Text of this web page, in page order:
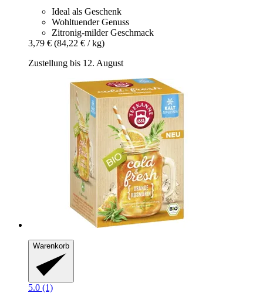
Ideal als Geschenk
Wohltuender Genuss
Zitronig-milder Geschmack
3,79 € (84,22 € / kg)
Zustellung bis 12. August
Warenkorb
5.0 (1)